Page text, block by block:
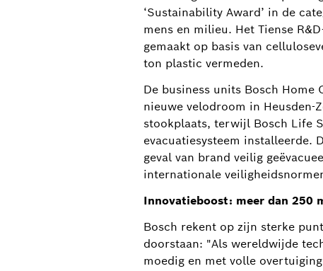
‘Sustainability Award’ in de
mens en milieu. Het Tiense
gemaakt op basis van
ton plastic vermeden.
De business units Bosch Home
nieuwe velodroom in
stookplaats, terwijl Bosch Life
evacuatiesysteem installeerde.
geval van brand veilig
internationale
Innovatieboost: meer dan 250
Bosch rekent op zijn sterke
doorstaan: "Als wereldwijde
moedig en met volle